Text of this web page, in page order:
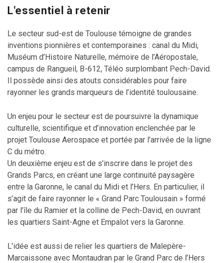
L'essentiel à retenir
Le secteur sud-est de Toulouse témoigne de grandes
inventions pionnières et contemporaines : canal du Midi,
Muséum d’Histoire Naturelle, mémoire de l’Aéropostale,
campus de Rangueil, B-612, Téléo surplombant Pech-David.
Il possède ainsi des atouts considérables pour faire
rayonner les grands marqueurs de l’identité toulousaine.
Un enjeu pour le secteur est de poursuivre la dynamique
culturelle, scientifique et d’innovation enclenchée par le
projet Toulouse Aerospace et portée par l’arrivée de la ligne
C du métro.
Un deuxième enjeu est de s’inscrire dans le projet des
Grands Parcs, en créant une large continuité paysagère
entre la Garonne, le canal du Midi et l’Hers. En particulier, il
s’agit de faire rayonner le « Grand Parc Toulousain » formé
par l’île du Ramier et la colline de Pech-David, en ouvrant
les quartiers Saint-Agne et Empalot vers la Garonne.
L’idée est aussi de relier les quartiers de Malepère-
Marcaissone avec Montaudran par le Grand Parc de l’Hers